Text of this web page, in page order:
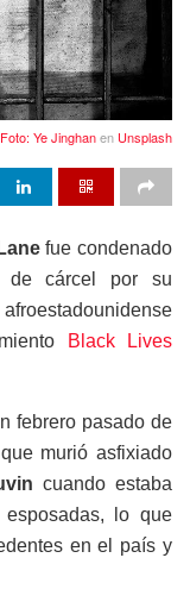
Ye Jinghanen Unsplash
fue condenado
cárcel por su
Black Lives
febrero pasado de
murió asfixiado
cuando estaba
lo que
en el país y